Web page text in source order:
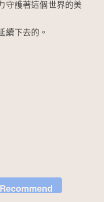
守護著這個世界的美
續下去的。
Recommend